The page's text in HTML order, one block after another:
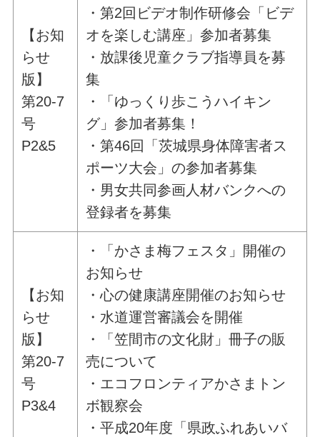
【お知
らせ
版】
第20-7
号
P2&5
・第2回ビデオ制作研修会「ビデ
オを楽しむ講座」参加者募集
・放課後児童クラブ指導員を募
集
・「ゆっくり歩こうハイキン
グ」参加者募集！
・第46回「茨城県身体障害者ス
ポーツ大会」の参加者募集
・男女共同参画人材バンクへの
登録者を募集
【お知
らせ
版】
第20-7
号
P3&4
・「かさま梅フェスタ」開催の
お知らせ
・心の健康講座開催のお知らせ
・水道運営審議会を開催
・「笠間市の文化財」冊子の販
売について
・エコフロンティアかさまトン
ボ観察会
・平成20年度「県政ふれあいバ